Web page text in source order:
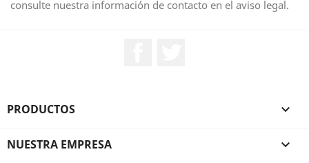
consulte nuestra información de contacto en el aviso legal.
PRODUCTOS 
NUESTRA EMPRESA 